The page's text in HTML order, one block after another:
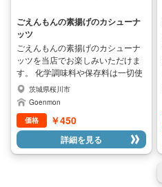
ごえんもんの素揚げのカシューナ
ッツ
ごえんもんの素揚げのカシューナ
ッツを当店でお楽しみいただけま
す。 化学調味料や保存料は一切使
用せずシェフが手作りした商品で
す。 本格的な素揚げのカシューナ
ッツをお楽しみいただけます。
茨城県桜川市
Goenmon
価格
￥450
詳細を見る